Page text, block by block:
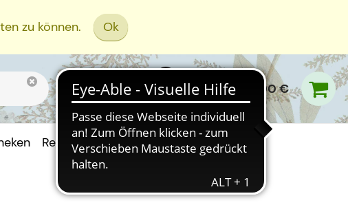
zu können. Ok
0,00 €
Rezept Einreichen